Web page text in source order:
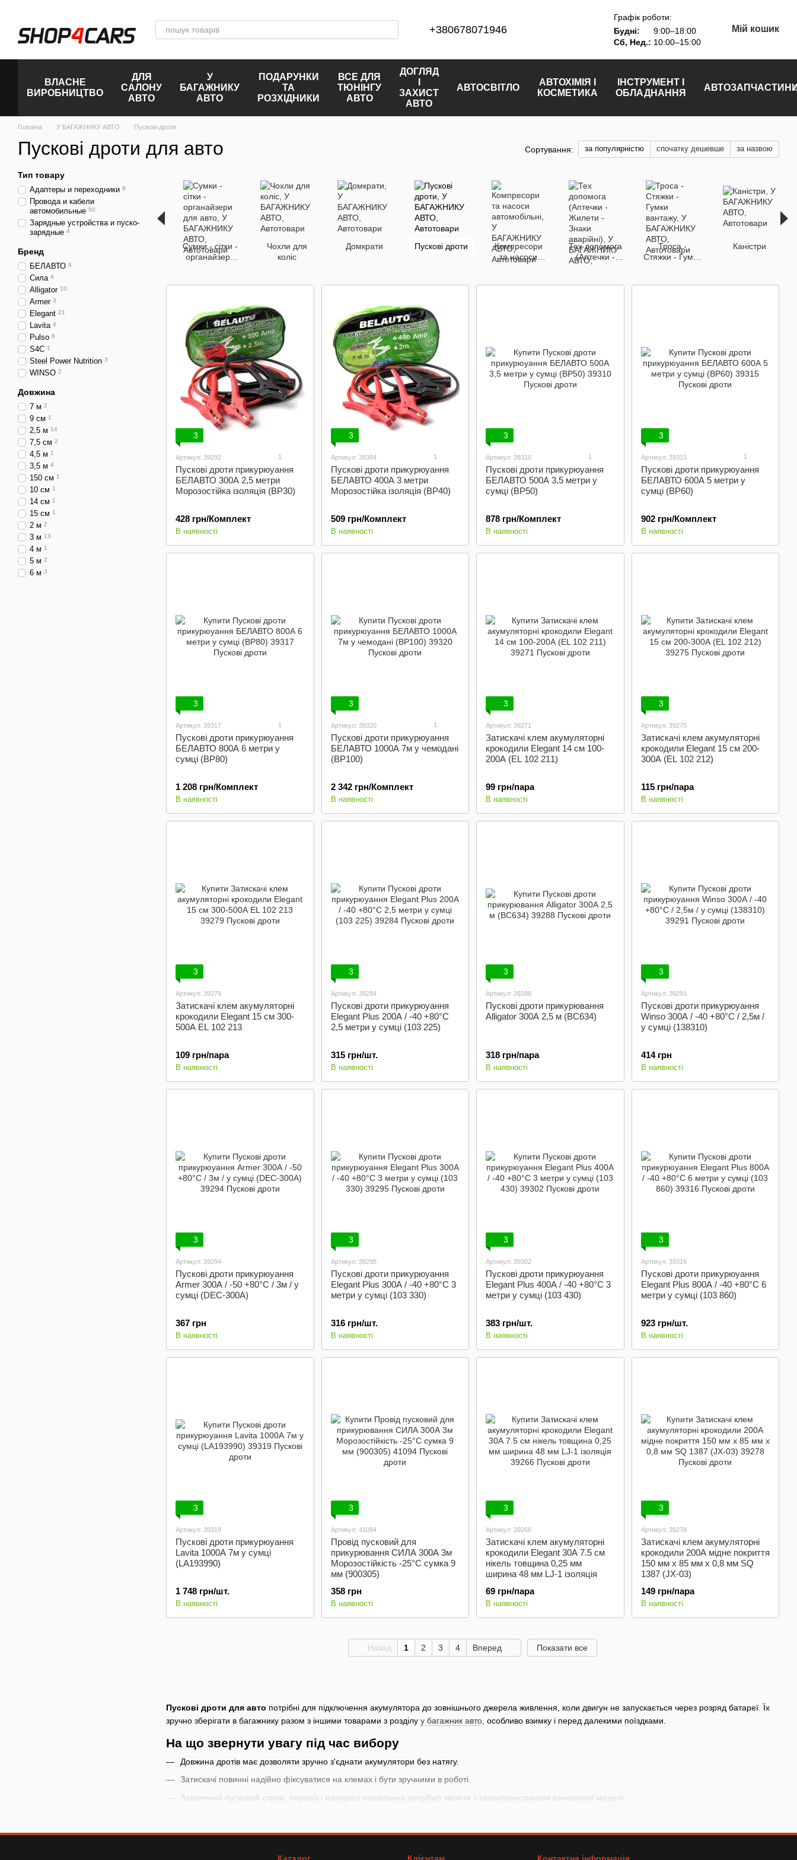
+380678071946
Графік роботи:
Будні:
9:00–18:00
Сб, Нед.: 10:00–15:00
Мій кошик
ВЛАСНЕ
ВИРОБНИЦТВО
ДЛЯ
САЛОНУ
АВТО
У
БАГАЖНИКУ
АВТО
ПОДАРУНКИ
ТА
РОЗХІДНИКИ
ВСЕ ДЛЯ
ТЮНІНГУ
АВТО
ДОГЛЯД
ЗАХИСТ
АВТО
АВТОСВІТЛО
АВТОХІМІЯ І
КОСМЕТИКА
ІНСТРУМЕНТ І
ОБЛАДНАННЯ
Головна У БАГАЖНИКУ АВТО Пускові дроти
Пускові дроти для авто Сортування: за популярністю спочатку дешевше за назвою
Пускові дроти для авто потрібні для підключення акумулятора до зовнішнього джерела живлення, коли двигун не запускається через розряд батареї. Їх
зручно зберігати в багажнику разом з іншими товарами з розділу у багажник авто , особливо взимку і перед далекими поїздками.
На що звернути увагу під час вибору
Довжина дротів має дозволяти зручно з'єднати акумулятори без натягу.
Затискачі повинні надійно фіксуватися на клемах і бути зручними в роботі.
Заявлений пусковий струм, переріз і матеріал провідника потрібно звіряти з характеристиками конкретної моделі.
Сумки - сітки -
органайзери
Чохли для
коліс
Домкрати Пускові дроти
Компресори
та насоси
Тех допомога
(Аптечки -
Жилети -
Троса -
Стяжки - Гумки
Каністри
3
Артикул: 39292 1
Пускові дроти прикурюуання
БЕЛАВТО 300А 2,5 метри
Морозостійка ізоляція (BP30)
428 грн/Комплект
В наявності
3
Артикул: 39304 1
Пускові дроти прикурюуання
БЕЛАВТО 400А 3 метри
Морозостійка ізоляція (BP40)
509 грн/Комплект
В наявності
3
Артикул: 39310 1
Пускові дроти прикурюуання
БЕЛАВТО 500А 3,5 метри у
сумці (BP50)
878 грн/Комплект
В наявності
3
Артикул: 39315 1
Пускові дроти прикурюуання
БЕЛАВТО 600А 5 метри у
сумці (BP60)
902 грн/Комплект
В наявності
3
Артикул: 39317 1
Пускові дроти прикурюуання
БЕЛАВТО 800А 6 метри у
сумці (BP80)
1 208 грн/Комплект
В наявності
3
Артикул: 39320 1
Пускові дроти прикурюуання
БЕЛАВТО 1000А 7м у чемодані
(BP100)
2 342 грн/Комплект
В наявності
3
Артикул: 39271
Затискачі клем акумуляторні
крокодили Elegant 14 см 100-
200А (EL 102 211)
99 грн/пара
В наявності
3
Артикул: 39275
Затискачі клем акумуляторні
крокодили Elegant 15 см 200-
300А (EL 102 212)
115 грн/пара
В наявності
3
Артикул: 39279
Затискачі клем акумуляторні
крокодили Elegant 15 см 300-
500А EL 102 213
109 грн/пара
В наявності
3
Артикул: 39284
Пускові дроти прикурюуання
Elegant Plus 200А / -40 +80°C
2,5 метри у сумці (103 225)
315 грн/шт.
В наявності
3
Артикул: 39288
Пускові дроти прикурювання
Alligator 300А 2,5 м (BC634)
318 грн/пара
В наявності
3
Артикул: 39291
Пускові дроти прикурюуання
Winso 300А / -40 +80°C / 2,5м /
у сумці (138310)
414 грн
В наявності
3
Артикул: 39294
Пускові дроти прикурюуання
Armer 300А / -50 +80°C / 3м / у
сумці (DEC-300A)
367 грн
В наявності
3
Артикул: 39295
Пускові дроти прикурюуання
Elegant Plus 300А / -40 +80°C 3
метри у сумці (103 330)
316 грн/шт.
В наявності
3
Артикул: 39302
Пускові дроти прикурюуання
Elegant Plus 400А / -40 +80°C 3
метри у сумці (103 430)
383 грн/шт.
В наявності
3
Артикул: 39316
Пускові дроти прикурюуання
Elegant Plus 800А / -40 +80°C 6
метри у сумці (103 860)
923 грн/шт.
В наявності
3
Артикул: 39319
Пускові дроти прикурюуання
Lavita 1000А 7м у сумці
(LA193990)
1 748 грн/шт.
В наявності
3
Артикул: 41094
Провід пусковий для
прикурювання СИЛА 300А 3м
Морозостійкість -25°C сумка 9
мм (900305)
358 грн
В наявності
3
Артикул: 39266
Затискачі клем акумуляторні
крокодили Elegant 30А 7.5 см
нікель товщина 0,25 мм
ширина 48 мм LJ-1 ізоляція
69 грн/пара
В наявності
3
Артикул: 39278
Затискачі клем акумуляторні
крокодили 200А мідне покриття
150 мм x 85 мм x 0,8 мм SQ
1387 (JX-03)
149 грн/пара
В наявності
Назад 1 2 3 4 Вперед Показати все
Тип товару
Адаптеры и переходники 8
Провода и кабели
автомобильные 50
Зарядные устройства и пуско-
зарядные 4
Бренд
БЕЛАВТО 6
Сила 4
Alligator 10
Armer 3
Elegant 21
Lavita 4
Pulso 8
S4C 1
Steel Power Nutrition 3
WINSO 2
Довжина
7 м 2
9 см 1
2,5 м 14
7,5 см 2
4,5 м 1
3,5 м 4
150 см 1
10 см 1
14 см 1
15 см 1
2 м 2
3 м 13
4 м 1
5 м 2
6 м 3